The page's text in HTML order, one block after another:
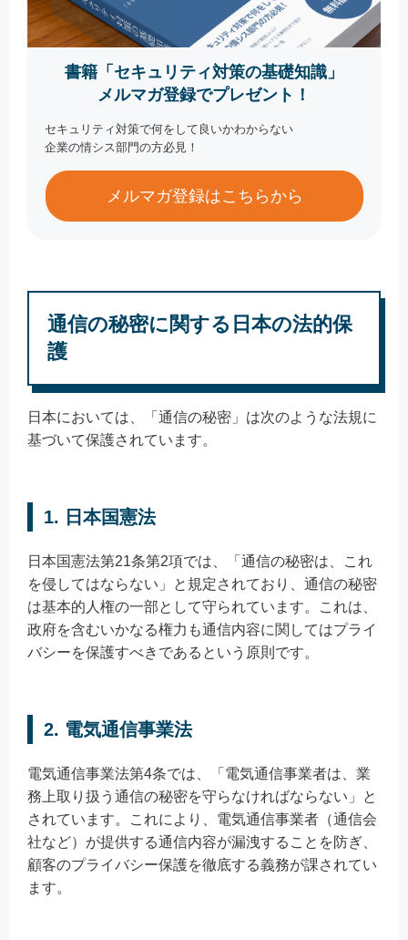
書籍「セキュリティ対策の基礎知識」
メルマガ登録でプレゼント！
セキュリティ対策で何をして良いかわからない
企業の情シス部門の方必見！
メルマガ登録はこちらから
通信の秘密に関する日本の法的保
護
日本においては、「通信の秘密」は次のような法規に
基づいて保護されています。
1. 日本国憲法
日本国憲法第21条第2項では、「通信の秘密は、これ
を侵してはならない」と規定されており、通信の秘密
は基本的人権の一部として守られています。これは、
政府を含むいかなる権力も通信内容に関してはプライ
バシーを保護すべきであるという原則です。
2. 電気通信事業法
電気通信事業法第4条では、「電気通信事業者は、業
務上取り扱う通信の秘密を守らなければならない」と
されています。これにより、電気通信事業者（通信会
社など）が提供する通信内容が漏洩することを防ぎ、
顧客のプライバシー保護を徹底する義務が課されてい
ます。